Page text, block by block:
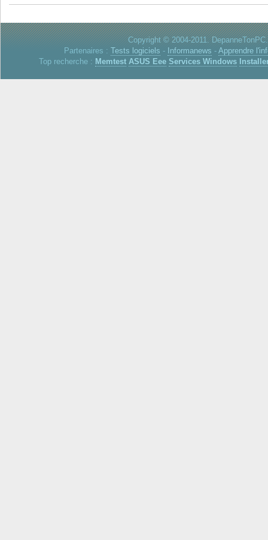
Copyright © 2004-2011.
Partenaires : Tests logiciels - Informanews - Apprendre
Top recherche : Memtest ASUS Eee Services Windows